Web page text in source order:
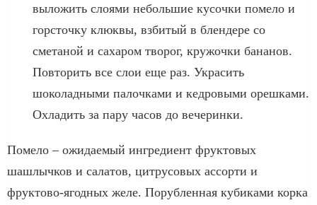
выложить слоями небольшие кусочки помело и
горсточку клюквы, взбитый в блендере со
сметаной и сахаром творог, кружочки бананов.
Повторить все слои еще раз. Украсить
шоколадными палочками и кедровыми орешками.
Охладить за пару часов до вечеринки.
Помело – ожидаемый ингредиент фруктовых
шашлычков и салатов, цитрусовых ассорти и
фруктово-ягодных желе. Порубленная кубиками корка